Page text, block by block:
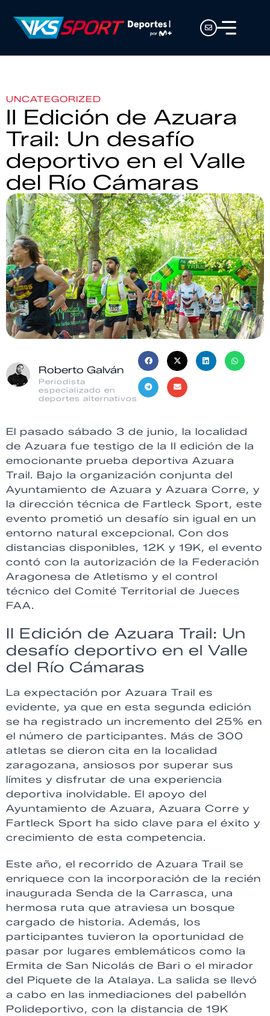
UNCATEGORIZED
II Edición de Azuara
Trail: Un desafío
deportivo en el Valle
del Río Cámaras
Roberto Galván
Periodista
especializado en
deportes alternativos
El pasado sábado 3 de junio, la localidad
de Azuara fue testigo de la II edición de la
emocionante prueba deportiva Azuara
Trail. Bajo la organización conjunta del
Ayuntamiento de Azuara y Azuara Corre, y
la dirección técnica de Fartleck Sport, este
evento prometió un desafío sin igual en un
entorno natural excepcional. Con dos
distancias disponibles, 12K y 19K, el evento
contó con la autorización de la Federación
Aragonesa de Atletismo y el control
técnico del Comité Territorial de Jueces
FAA.
II Edición de Azuara Trail: Un
desafío deportivo en el Valle
del Río Cámaras
La expectación por Azuara Trail es
evidente, ya que en esta segunda edición
se ha registrado un incremento del 25% en
el número de participantes. Más de 300
atletas se dieron cita en la localidad
zaragozana, ansiosos por superar sus
límites y disfrutar de una experiencia
deportiva inolvidable. El apoyo del
Ayuntamiento de Azuara, Azuara Corre y
Fartleck Sport ha sido clave para el éxito y
crecimiento de esta competencia.
Este año, el recorrido de Azuara Trail se
enriquece con la incorporación de la recién
inaugurada Senda de la Carrasca, una
hermosa ruta que atraviesa un bosque
cargado de historia. Además, los
participantes tuvieron la oportunidad de
pasar por lugares emblemáticos como la
Ermita de San Nicolás de Bari o el mirador
del Piquete de la Atalaya. La salida se llevó
a cabo en las inmediaciones del pabellón
Polideportivo, con la distancia de 19K